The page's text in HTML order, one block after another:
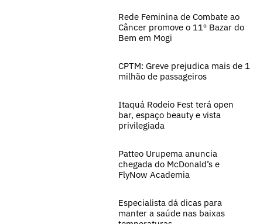
Rede Feminina de Combate ao
Câncer promove o 11º Bazar do
Bem em Mogi
CPTM: Greve prejudica mais de 1
milhão de passageiros
Itaquá Rodeio Fest terá open
bar, espaço beauty e vista
privilegiada
Patteo Urupema anuncia
chegada do McDonald’s e
FlyNow Academia
Especialista dá dicas para
manter a saúde nas baixas